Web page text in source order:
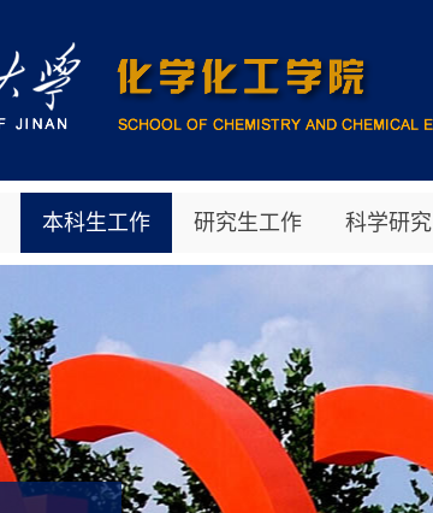
本科生工作 研究生工作 科学研究